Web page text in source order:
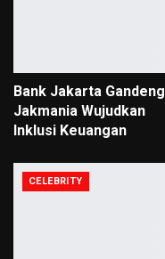
Bank Jakarta Gandeng
Jakmania Wujudkan
Inklusi Keuangan
CELEBRITY